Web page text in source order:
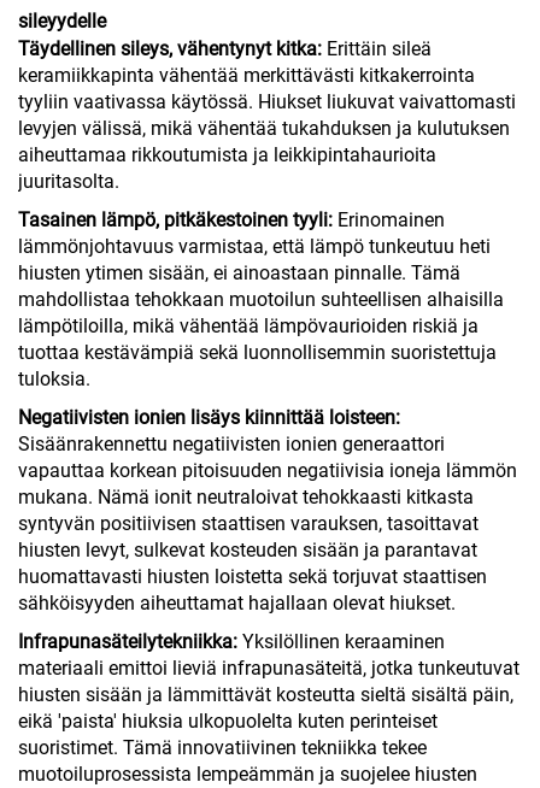
sileyydelle
Täydellinen sileys, vähentynyt kitka: Erittäin sileä
keramiikkapinta vähentää merkittävästi kitkakerrointa
tyyliin vaativassa käytössä. Hiukset liukuvat vaivattomasti
levyjen välissä, mikä vähentää tukahduksen ja kulutuksen
aiheuttamaa rikkoutumista ja leikkipintahaurioita
juuritasolta.
Tasainen lämpö, pitkäkestoinen tyyli: Erinomainen
lämmönjohtavuus varmistaa, että lämpö tunkeutuu heti
hiusten ytimen sisään, ei ainoastaan pinnalle. Tämä
mahdollistaa tehokkaan muotoilun suhteellisen alhaisilla
lämpötiloilla, mikä vähentää lämpövaurioiden riskiä ja
tuottaa kestävämpiä sekä luonnollisemmin suoristettuja
tuloksia.
Negatiivisten ionien lisäys kiinnittää loisteen:
Sisäänrakennettu negatiivisten ionien generaattori
vapauttaa korkean pitoisuuden negatiivisia ioneja lämmön
mukana. Nämä ionit neutraloivat tehokkaasti kitkasta
syntyvän positiivisen staattisen varauksen, tasoittavat
hiusten levyt, sulkevat kosteuden sisään ja parantavat
huomattavasti hiusten loistetta sekä torjuvat staattisen
sähköisyyden aiheuttamat hajallaan olevat hiukset.
Infrapunasäteilytekniikka: Yksilöllinen keraaminen
materiaali emittoi lieviä infrapunasäteitä, jotka tunkeutuvat
hiusten sisään ja lämmittävät kosteutta sieltä sisältä päin,
eikä 'paista' hiuksia ulkopuolelta kuten perinteiset
suoristimet. Tämä innovatiivinen tekniikka tekee
muotoiluprosessista lempeämmän ja suojelee hiusten